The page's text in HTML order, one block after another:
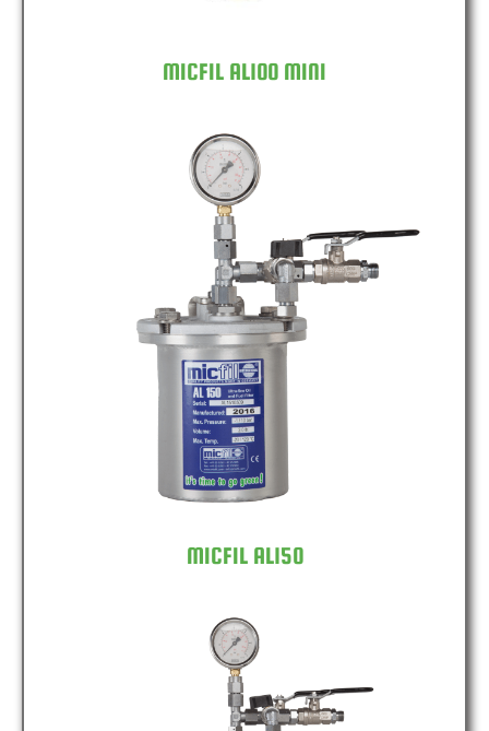
MICFIL AL100 MINI
MICFIL AL150
MICFIL AL150